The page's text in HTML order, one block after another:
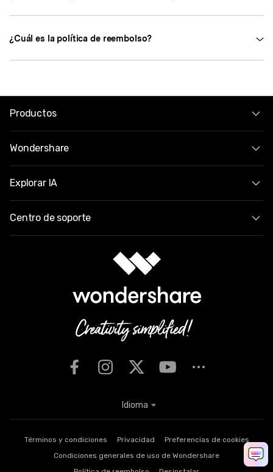
¿Cuál es la política de reembolso?
Productos
Wondershare
Explorar IA
Centro de soporte
Términos y condiciones Privacidad
Preferencias de cookies
Condiciones generales de uso de Wondershare
Idioma